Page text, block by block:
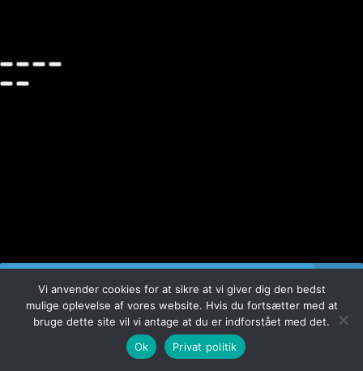
Der blev ikke fundet nogle varer, der matcher dit
valg.
Vi anvender cookies for at sikre at vi giver dig den bedst
mulige oplevelse af vores website. Hvis du fortsætter med at
bruge dette site vil vi antage at du er indforstået med det.
Ok
Privat politik